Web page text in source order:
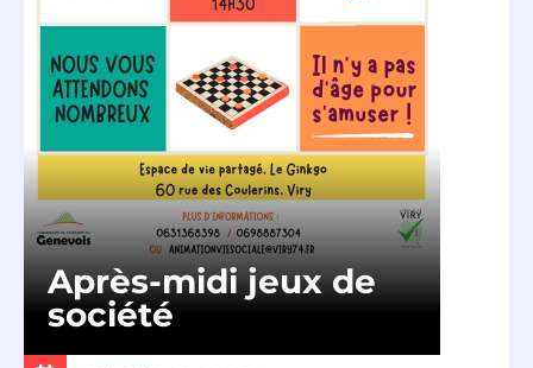
Après-midi jeux de
société